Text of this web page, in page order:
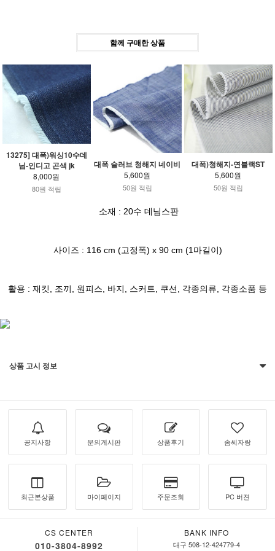
함께 구매한 상품
13275] 대폭)워싱10수데
님-인디고 곤색 jk
8,000원
80원 적립
대폭 슬러브 청해지 네이비
5,600원
50원 적립
대폭)청해지-연블랙ST
5,600원
50원 적립
소재 : 20수 데님스판
사이즈 : 116 cm (고정폭) x 90 cm (1마길이)
활용 : 재킷, 조끼, 원피스, 바지, 스커트, 쿠션, 각종의류, 각종소품 등
상품 고시 정보
공지사항 문의게시판 상품후기 솜씨자랑
최근본상품 마이페이지 주문조회 PC 버젼
CS CENTER
010-3804-8992
BANK INFO
대구 508-12-424779-4